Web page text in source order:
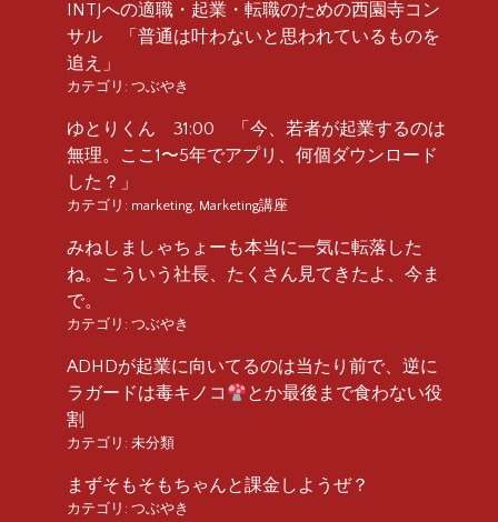
INTJへの適職・起業・転職のための西園寺コン
サル 「普通は叶わないと思われているものを
追え」
カテゴリ: つぶやき
ゆとりくん 31:00 「今、若者が起業するのは
無理。ここ1〜5年でアプリ、何個ダウンロード
した？」
カテゴリ: marketing, Marketing講座
みねしましゃちょーも本当に一気に転落した
ね。こういう社長、たくさん見てきたよ、今ま
で。
カテゴリ: つぶやき
ADHDが起業に向いてるのは当たり前で、逆に
ラガードは毒キノコ
とか最後まで食わない役
割
カテゴリ: 未分類
まずそもそもちゃんと課金しようぜ？
カテゴリ: つぶやき